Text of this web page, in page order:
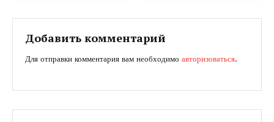
по
записям
Добавить комментарий
Для отправки комментария вам необходимо авторизоваться.